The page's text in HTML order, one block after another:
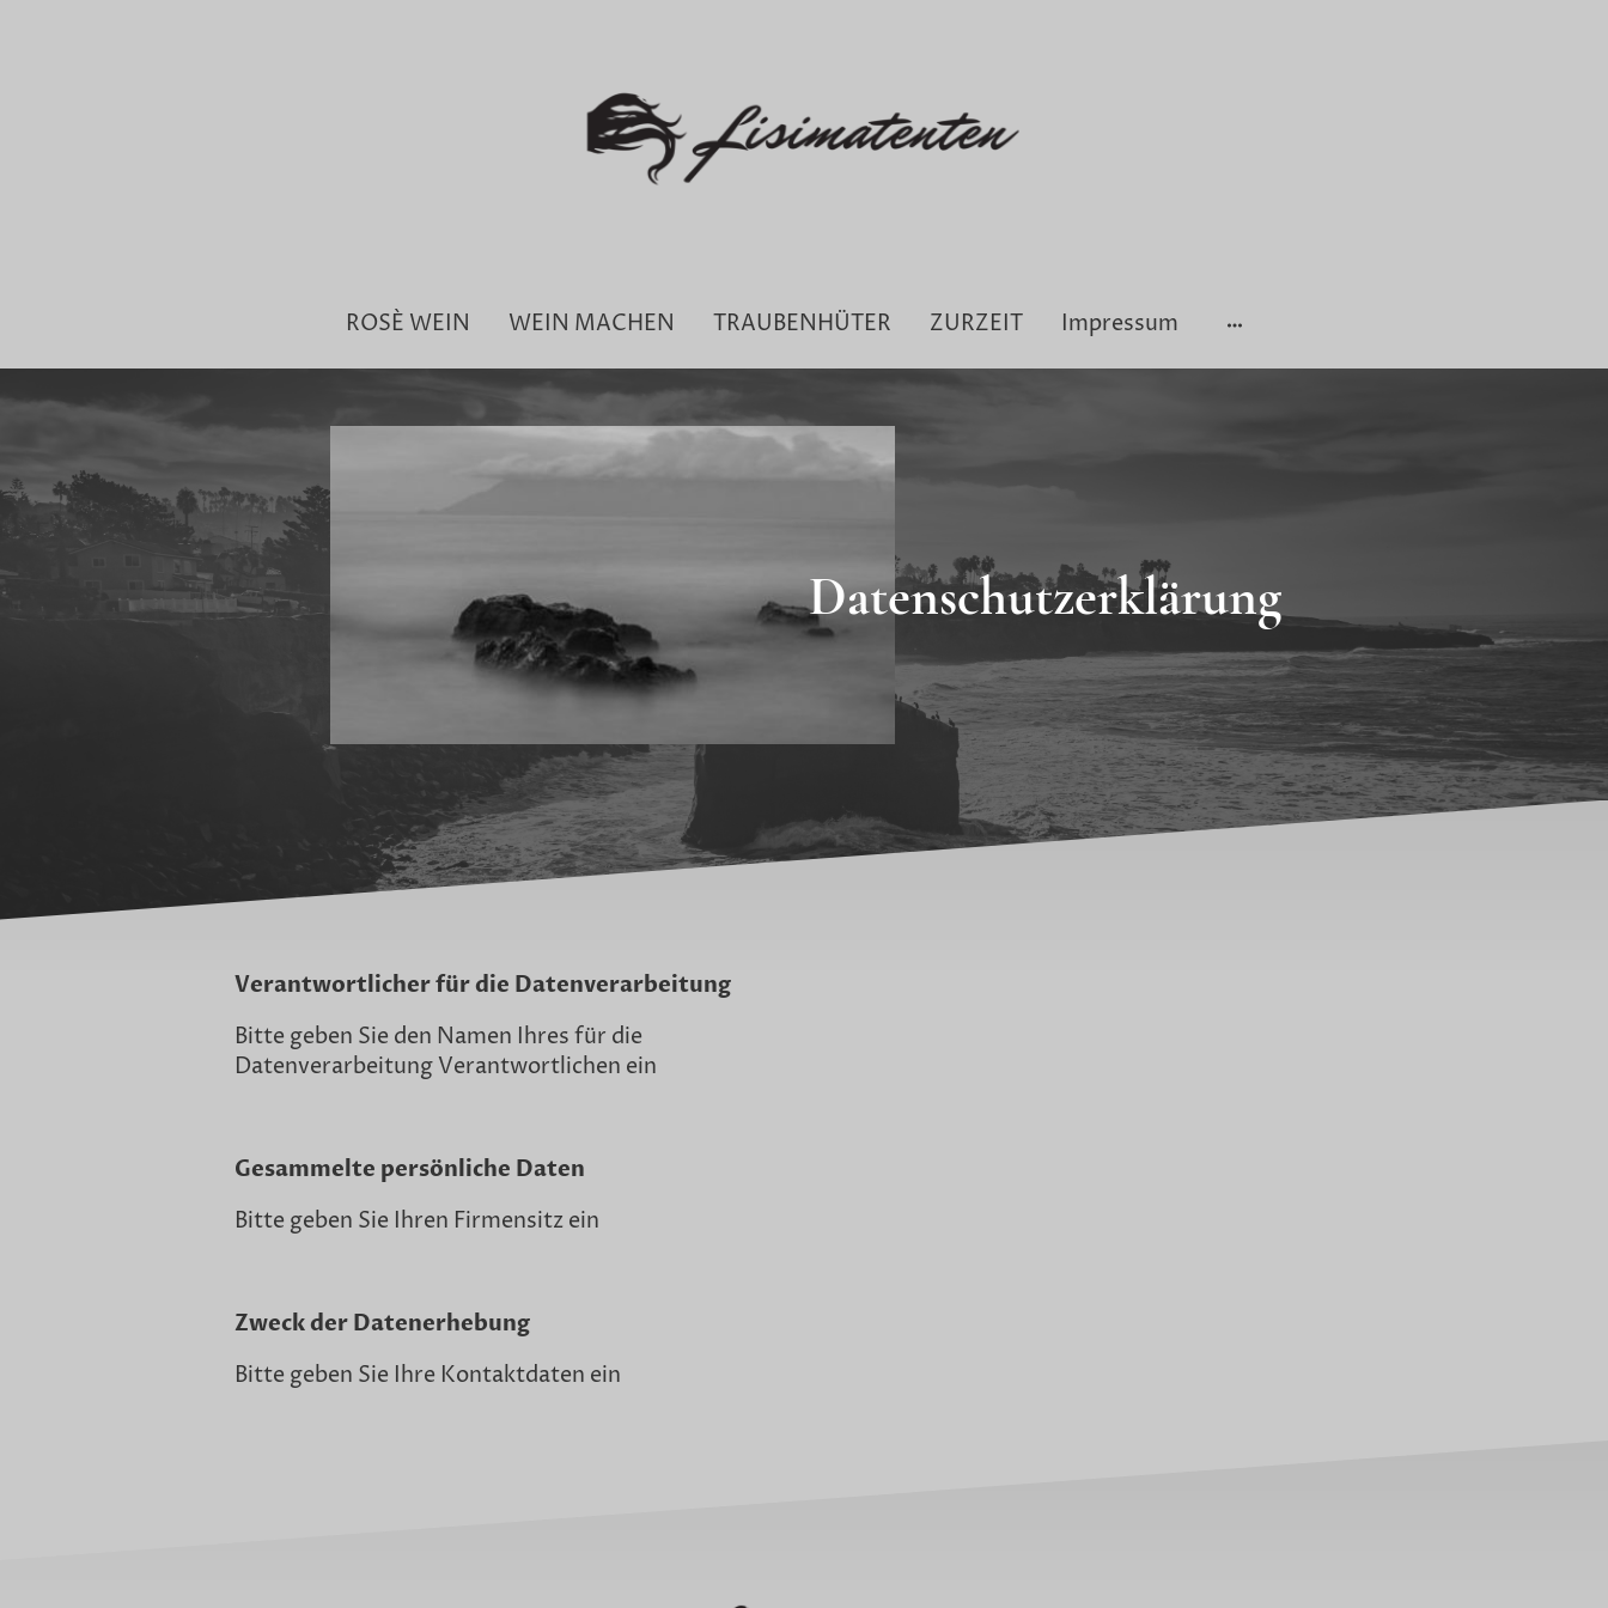
ROSÈ WEIN WEIN MACHEN TRAUBENHÜTER ZURZEIT Impressum
Datenschutzerklärung
Verantwortlicher für die Datenverarbeitung
Bitte geben Sie den Namen Ihres für die
Datenverarbeitung Verantwortlichen ein
Gesammelte persönliche Daten
Bitte geben Sie Ihren Firmensitz ein
Zweck der Datenerhebung
Bitte geben Sie Ihre Kontaktdaten ein